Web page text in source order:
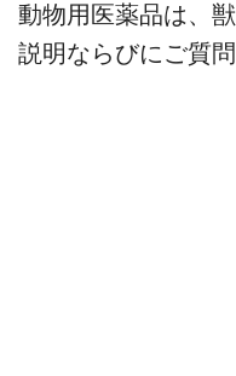
動物用医薬品は、
説明ならびにご質